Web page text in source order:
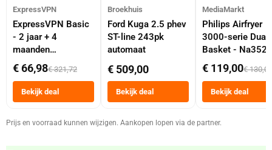
ExpressVPN
ExpressVPN Basic
- 2 jaar + 4
maanden
abonnement
€ 66,98€ 321,72
Bekijk deal
Broekhuis
Ford Kuga 2.5 phev
ST-line 243pk
automaat
€ 509,00
Bekijk deal
MediaMarkt
Philips Airfryer
3000-serie Dual
Basket -
Dubbele Mand 9
Tot 6 Personen
Heteluchtfriteuse
Zwart
€ 119,00€ 130,00
Bekijk deal
Prijs en voorraad kunnen wijzigen. Aankopen lopen via de partner.